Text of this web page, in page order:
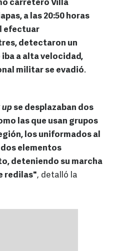
carretero Villa
a las 20:50 horas
efectuar
detectaron un
iba a alta velocidad,
militar se evadió.
upse desplazaban dos
las que usan grupos
los uniformados al
elementos
deteniendo su marcha
redilas", detalló la